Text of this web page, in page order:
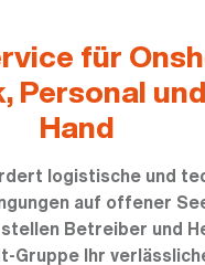
für
Personal
Hand
logistische und
auf offener
Betreiber und
Gruppe Ihr